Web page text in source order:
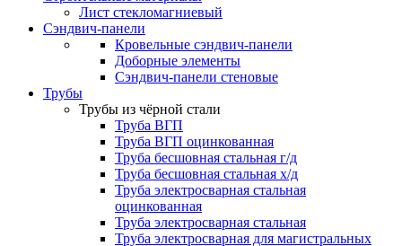
Лист стекломагниевый
Сэндвич-панели
Кровельные сэндвич-панели
Доборные элементы
Сэндвич-панели стеновые
Трубы
Трубы из чёрной стали
Труба ВГП
Труба ВГП оцинкованная
Труба бесшовная стальная г/д
Труба бесшовная стальная х/д
Труба электросварная стальная
оцинкованная
Труба электросварная стальная
Труба электросварная для магистральных